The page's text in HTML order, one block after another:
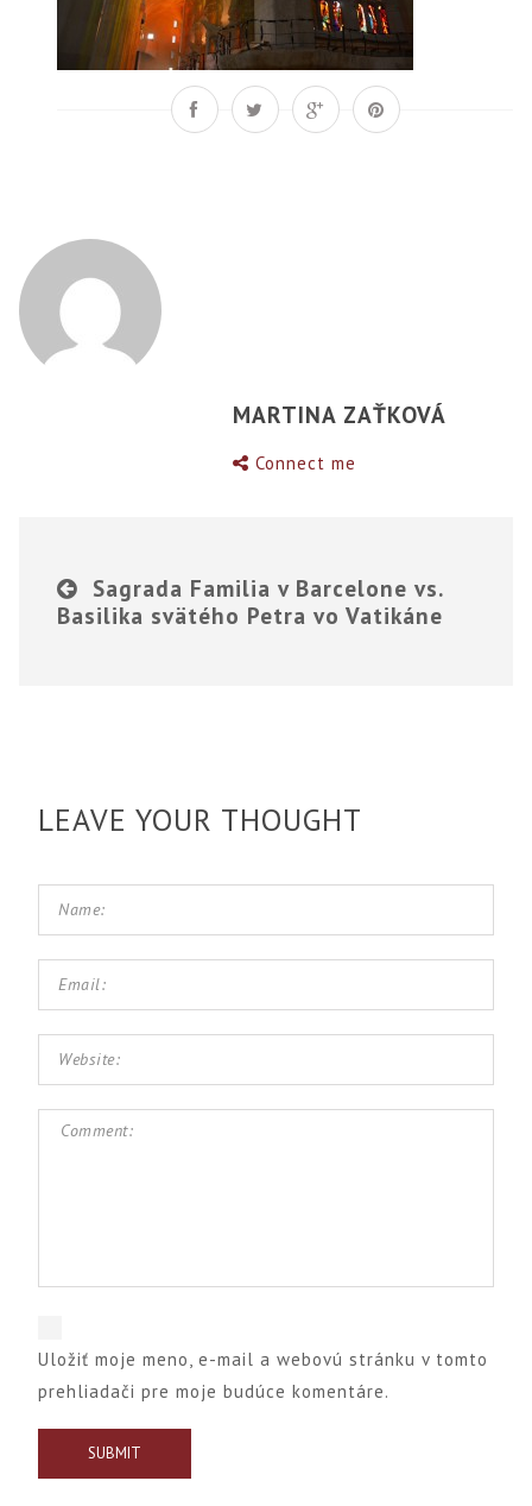
MARTINA ZAŤKOVÁ
Connect me
Sagrada Familia v Barcelone vs.
Basilika svätého Petra vo Vatikáne
LEAVE YOUR THOUGHT
Uložiť moje meno, e-mail a webovú stránku v tomto
prehliadači pre moje budúce komentáre.